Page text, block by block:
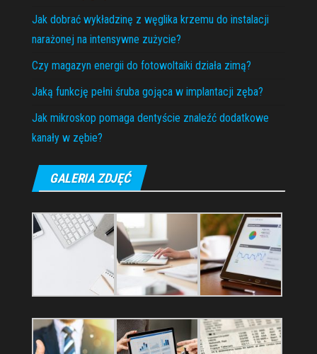
Jak dobrać wykładzinę z węglika krzemu do instalacji
narażonej na intensywne zużycie?
Czy magazyn energii do fotowoltaiki działa zimą?
Jaką funkcję pełni śruba gojąca w implantacji zęba?
Jak mikroskop pomaga dentyście znaleźć dodatkowe
kanały w zębie?
GALERIA ZDJĘĆ